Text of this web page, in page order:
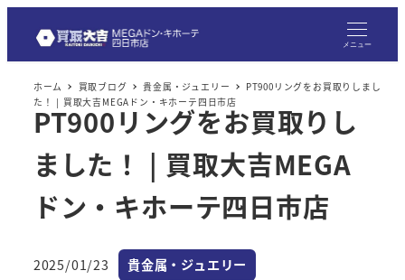
メニュー
ホーム 買取ブログ 貴金属・ジュエリー
PT900リングをお買取りしまし
た！ | 買取大吉MEGAドン・キホーテ四日市店
PT900リングをお買取りし
ました！ | 買取大吉MEGA
ドン・キホーテ四日市店
投稿日
2025/01/23 カテゴリー
貴金属・ジュエリー